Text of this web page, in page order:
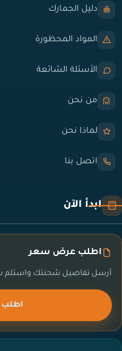
دليل الجمارك
المواد المحظورة
الأسئلة الشائعة
من نحن
لماذا نحن
اتصل بنا
ابدأ الآن
اطلب عرض سعر
أرسل تفاصيل شحنتك واستلم